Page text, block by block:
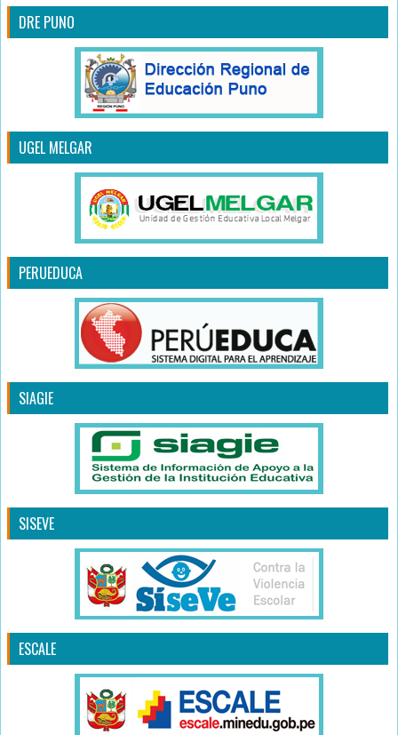
DRE PUNO
UGEL MELGAR
PERUEDUCA
SIAGIE
SISEVE
ESCALE